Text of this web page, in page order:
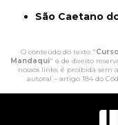
São Caetano
O conteúdo do texto "
Mandaqui" é de direito
nossos links, é proibida
autoral – artigo 184 do